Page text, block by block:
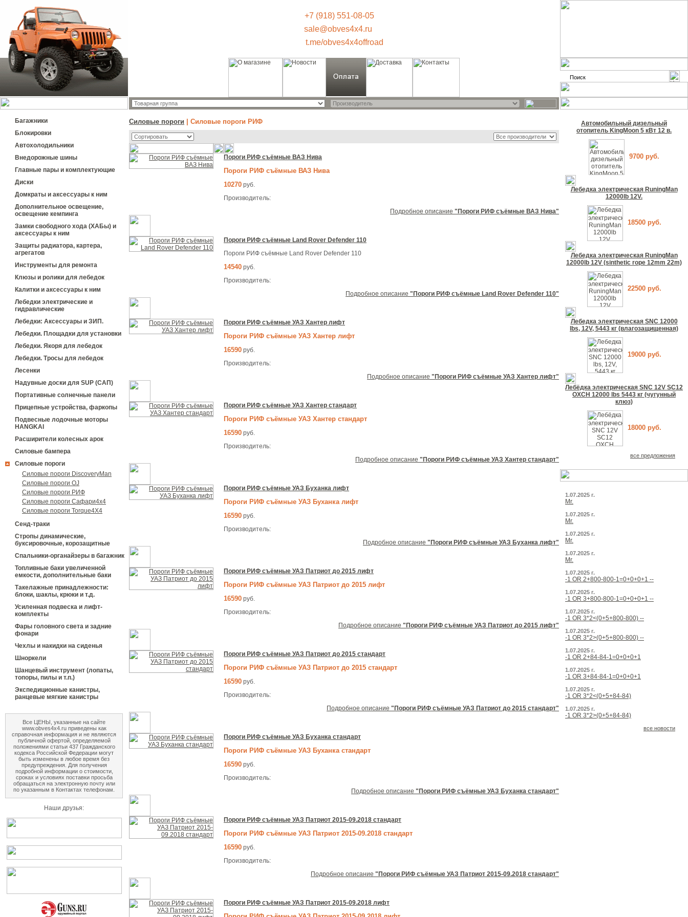
+7 (918) 551-08-05
sale@obves4x4.ru
t.me/obves4x4offroad
Багажники
Блокировки
Автохолодильники
Внедорожные шины
Главные пары и комплектующие
Диски
Домкраты и аксессуары к ним
Дополнительное освещение,
освещение кемпинга
Замки свободного хода (ХАБы) и
аксессуары к ним
Защиты радиатора, картера,
агрегатов
Инструменты для ремонта
Клюзы и ролики для лебедок
Калитки и аксессуары к ним
Лебедки электрические и
гидравлические
Лебедки: Аксессуары и ЗИП.
Лебедки. Площадки для установки
Лебедки. Якоря для лебедок
Лебедки. Тросы для лебедок
Лесенки
Надувные доски для SUP (САП)
Портативные солнечные панели
Прицепные устройства, фаркопы
Подвесные лодочные моторы
HANGKAI
Расширители колесных арок
Силовые бампера
Силовые пороги
Силовые пороги DiscoveryMan
Силовые пороги OJ
Силовые пороги РИФ
Силовые пороги Сафари4х4
Силовые пороги Torque4X4
Сенд-траки
Стропы динамические,
буксировочные, корозащитные
Спальники-органайзеры в багажник
Топливные баки увеличенной
емкости, дополнительные баки
Такелажные принадлежности:
блоки, шаклы, крюки и т.д.
Усиленная подвеска и лифт-
комплекты
Фары головного света и задние
фонари
Чехлы и накидки на сиденья
Шноркели
Шанцевый инструмент (лопаты,
топоры, пилы и т.п.)
Экспедиционные канистры,
ранцевые мягкие канистры
Все ЦЕНЫ, указанные на сайте
www.obves4x4.ru приведены как
справочная информация и не являются
публичной офертой, определяемой
положениями статьи 437 Гражданского
кодекса Российской Федерации могут
быть изменены в любое время без
предупреждения. Для получения
подробной информации о стоимости,
сроках и условиях поставки просьба
обращаться на электронную почту или
по указанным в Контактах телефонам.
Наши друзья:
Силовые пороги | Силовые пороги РИФ
Пороги РИФ съёмные ВАЗ Нива
Пороги РИФ съёмные ВАЗ Нива
10270 руб.
Производитель:
Подробное описание "Пороги РИФ съёмные ВАЗ Нива"
Пороги РИФ съёмные Land Rover Defender 110
Пороги РИФ съёмные Land Rover Defender 110
14540 руб.
Производитель:
Подробное описание "Пороги РИФ съёмные Land Rover Defender 110"
Пороги РИФ съёмные УАЗ Хантер лифт
Пороги РИФ съёмные УАЗ Хантер лифт
16590 руб.
Производитель:
Подробное описание "Пороги РИФ съёмные УАЗ Хантер лифт"
Пороги РИФ съёмные УАЗ Хантер стандарт
Пороги РИФ съёмные УАЗ Хантер стандарт
16590 руб.
Производитель:
Подробное описание "Пороги РИФ съёмные УАЗ Хантер стандарт"
Пороги РИФ съёмные УАЗ Буханка лифт
Пороги РИФ съёмные УАЗ Буханка лифт
16590 руб.
Производитель:
Подробное описание "Пороги РИФ съёмные УАЗ Буханка лифт"
Пороги РИФ съёмные УАЗ Патриот до 2015 лифт
Пороги РИФ съёмные УАЗ Патриот до 2015 лифт
16590 руб.
Производитель:
Подробное описание "Пороги РИФ съёмные УАЗ Патриот до 2015 лифт"
Пороги РИФ съёмные УАЗ Патриот до 2015 стандарт
Пороги РИФ съёмные УАЗ Патриот до 2015 стандарт
16590 руб.
Производитель:
Подробное описание "Пороги РИФ съёмные УАЗ Патриот до 2015 стандарт"
Пороги РИФ съёмные УАЗ Буханка стандарт
Пороги РИФ съёмные УАЗ Буханка стандарт
16590 руб.
Производитель:
Подробное описание "Пороги РИФ съёмные УАЗ Буханка стандарт"
Пороги РИФ съёмные УАЗ Патриот 2015-09.2018 стандарт
Пороги РИФ съёмные УАЗ Патриот 2015-09.2018 стандарт
16590 руб.
Производитель:
Подробное описание "Пороги РИФ съёмные УАЗ Патриот 2015-09.2018 стандарт"
Пороги РИФ съёмные УАЗ Патриот 2015-09.2018 лифт
Автомобильный дизельный
отопитель KingMoon 5 кВт 12 в.
9700 руб.
Лебедка электрическая RuningMan
12000lb 12V.
18500 руб.
Лебедка электрическая RuningMan
12000lb 12V (sinthetic rope 12mm 22m)
22500 руб.
Лебедка электрическая SNC 12000
lbs, 12V, 5443 кг (влагозащищенная)
19000 руб.
Лебёдка электрическая SNC 12V SC12
OXCH 12000 lbs 5443 кг (чугунный
клюз)
18000 руб.
все предложения
1.07.2025 г.
Mr.
1.07.2025 г.
Mr.
1.07.2025 г.
Mr.
1.07.2025 г.
Mr.
1.07.2025 г.
-1 OR 2+800-800-1=0+0+0+1 --
1.07.2025 г.
-1 OR 3+800-800-1=0+0+0+1 --
1.07.2025 г.
-1 OR 3*2<(0+5+800-800) --
1.07.2025 г.
-1 OR 3*2>(0+5+800-800) --
1.07.2025 г.
-1 OR 2+84-84-1=0+0+0+1
1.07.2025 г.
-1 OR 3+84-84-1=0+0+0+1
1.07.2025 г.
-1 OR 3*2<(0+5+84-84)
1.07.2025 г.
-1 OR 3*2>(0+5+84-84)
все новости